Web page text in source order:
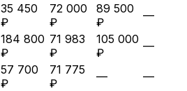
35 450
₽
72 000
₽
89 500
₽
—
184 800
₽
71 983
₽
105 000
₽
—
57 700
₽
71 775
₽
— —